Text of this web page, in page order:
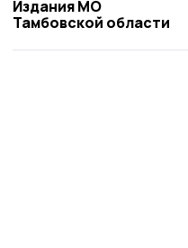
Издания МО
Тамбовской области